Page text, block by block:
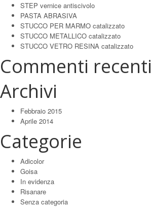
STEP vernice antiscivolo
PASTA ABRASIVA
STUCCO PER MARMO catalizzato
STUCCO METALLICO catalizzato
STUCCO VETRO RESINA catalizzato
Commenti recenti
Archivi
Febbraio 2015
Aprile 2014
Categorie
Adicolor
Goisa
In evidenza
Risanare
Senza categoria